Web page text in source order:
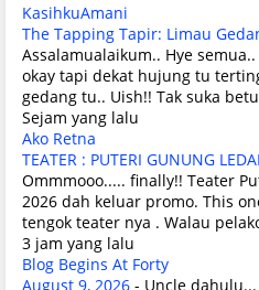
KasihkuAmani
The Tapping Tapir: Limau
Assalamualaikum.. Hye
okay tapi dekat hujung tu
gedang tu.. Uish!! Tak suka
Sejam yang lalu
Ako Retna
TEATER : PUTERI GUNUNG
Ommmooo..... finally!! Teater
2026 dah keluar promo. This
tengok teater nya . Walau
3 jam yang lalu
Blog Begins At Forty
August 9, 2026 - Uncle